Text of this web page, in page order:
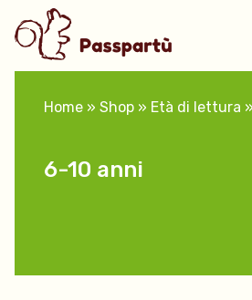
Home » Shop » Età di lettura »
6-10 anni